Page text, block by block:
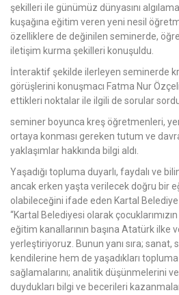
şekilleri ile günümüz dünyasını
kuşağına eğitim veren yeni nesil
özelliklere de değinilen seminerde,
iletişim kurma şekilleri konuşuldu.
İnteraktif şekilde ilerleyen seminerde
görüşlerini konuşmacı Fatma Nur
ettikleri noktalar ile ilgili de sorular
seminer boyunca kreş öğretmenleri,
ortaya konması gereken tutum ve
yaklaşımlar hakkında bilgi aldı.
Yaşadığı topluma duyarlı, faydalı ve
ancak erken yaşta verilecek doğru bir
olabileceğini ifade eden Kartal Belediye
“Kartal Belediyesi olarak
eğitim kanallarının başına Atatürk ilke
yerleştiriyoruz. Bunun yanı sıra; sanat,
kendilerine hem de yaşadıkları
sağlamalarını; analitik düşünmelerini
duydukları bilgi ve becerileri